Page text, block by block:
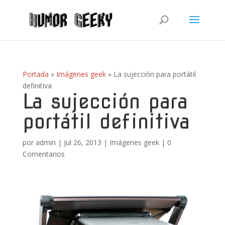
Portada » Imágenes geek» La sujección para portátil
definitiva
La sujección para
portátil definitiva
por admin | Jul 26, 2013 | Imágenes geek| 0
Comentarios